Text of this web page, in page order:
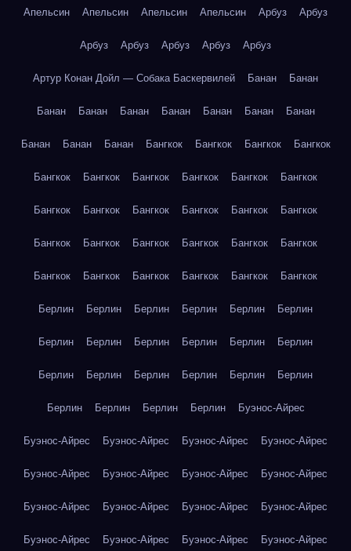
Апельсин Апельсин Апельсин Апельсин Арбуз Арбуз
Арбуз Арбуз Арбуз Арбуз Арбуз
Артур Конан Дойл — Собака Баскервилей Банан Банан
Банан Банан Банан Банан Банан Банан Банан
Банан Банан Банан Бангкок Бангкок Бангкок Бангкок
Бангкок Бангкок Бангкок Бангкок Бангкок Бангкок
Бангкок Бангкок Бангкок Бангкок Бангкок Бангкок
Бангкок Бангкок Бангкок Бангкок Бангкок Бангкок
Бангкок Бангкок Бангкок Бангкок Бангкок Бангкок
Берлин Берлин Берлин Берлин Берлин Берлин
Берлин Берлин Берлин Берлин Берлин Берлин
Берлин Берлин Берлин Берлин Берлин Берлин
Берлин Берлин Берлин Берлин Буэнос-Айрес
Буэнос-Айрес Буэнос-Айрес Буэнос-Айрес Буэнос-Айрес
Буэнос-Айрес Буэнос-Айрес Буэнос-Айрес Буэнос-Айрес
Буэнос-Айрес Буэнос-Айрес Буэнос-Айрес Буэнос-Айрес
Буэнос-Айрес Буэнос-Айрес Буэнос-Айрес Буэнос-Айрес